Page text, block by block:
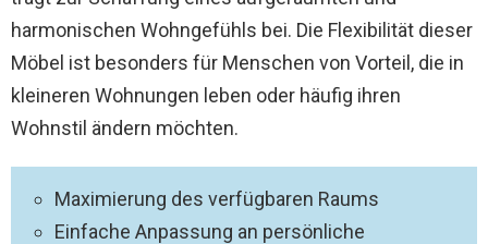
harmonischen Wohngefühls bei. Die Flexibilität dieser
Möbel ist besonders für Menschen von Vorteil, die in
kleineren Wohnungen leben oder häufig ihren
Wohnstil ändern möchten.
Maximierung des verfügbaren Raums
Einfache Anpassung an persönliche